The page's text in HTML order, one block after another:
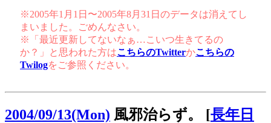
※2005年1月1日〜2005年8月31日のデータは消えてし
まいました。ごめんなさい。
※「最近更新してないなぁ…こいつ生きてるの
か？」と思われた方はこちらのTwitterかこちらの
Twilogをご参照ください。
2004/09/13(Mon) 風邪治らず。 [長年日